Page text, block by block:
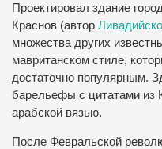
Проектировал здание
Краснов (автор
множества других
мавританском стиле,
достаточно популярным.
барельефы с цитатами из
арабской вязью.
После Февральской